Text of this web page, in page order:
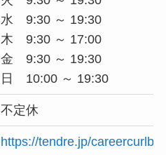
水 9:30 ～ 19:30
木 9:30 ～ 17:00
金 9:30 ～ 19:30
日 10:00 ～ 19:30
不定休
https://tendre.jp/careercurlb